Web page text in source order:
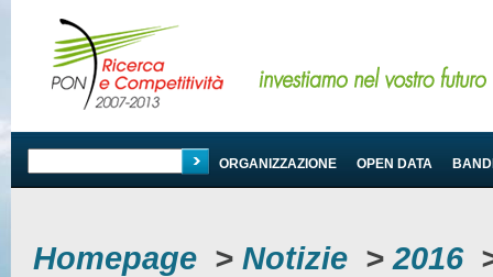
PROGRAMMA ORGANIZZAZIONE OPEN DATA
Homepage > Notizie >2016